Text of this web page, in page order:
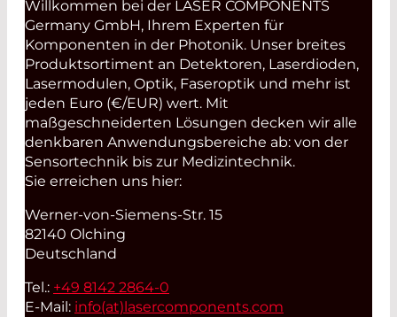
Willkommen bei der LASER COMPONENTS
Germany GmbH, Ihrem Experten für
Komponenten in der Photonik. Unser breites
Produktsortiment an Detektoren, Laserdioden,
Lasermodulen, Optik, Faseroptik und mehr ist
jeden Euro (€/EUR) wert. Mit
maßgeschneiderten Lösungen decken wir alle
denkbaren Anwendungsbereiche ab: von der
Sensortechnik bis zur Medizintechnik.
Sie erreichen uns hier:
Werner-von-Siemens-Str. 15
82140 Olching
Deutschland
Tel.: +49 8142 2864-0
E-Mail: info(at)lasercomponents.com